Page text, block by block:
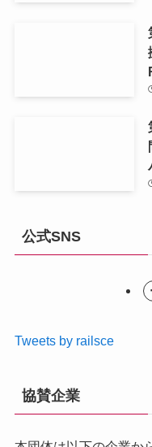
公式SNS
Tweets by railsce
協賛企業